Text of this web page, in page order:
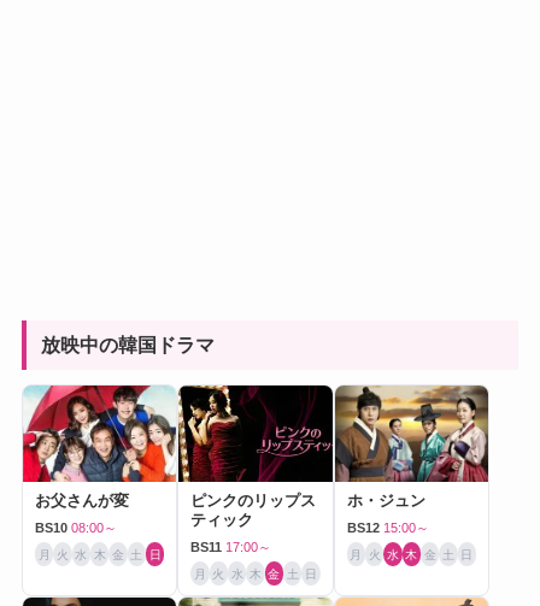
放映中の韓国ドラマ
お父さんが変
BS10 08:00～
月 火 水 木 金 土 日
ピンクのリップス
ティック
BS11 17:00～
月 火 水 木 金 土 日
ホ・ジュン
BS12 15:00～
月 火 水 木 金 土 日